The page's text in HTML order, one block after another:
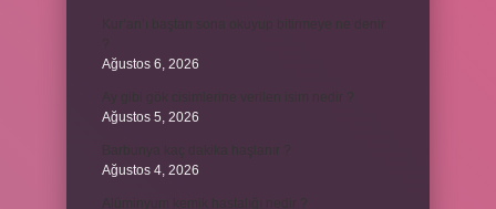
Kur’an’ı baştan sona okuyup bitirmeye ne denir
Ağustos 6, 2026
Ağustos 5, 2026
Ağustos 4, 2026